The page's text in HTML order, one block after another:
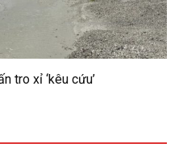
tro xỉ ‘kêu cứu’